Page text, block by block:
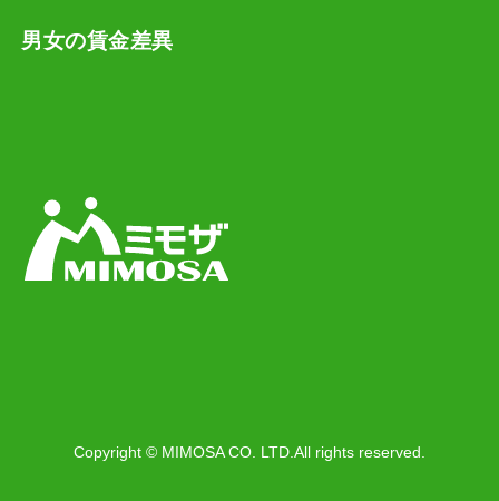
男女の賃金差異
Copyright © MIMOSA CO. LTD.All rights reserved.